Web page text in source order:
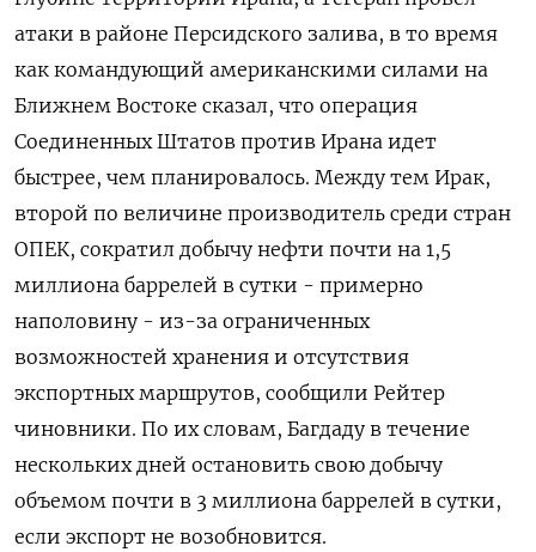
атаки в районе Персидского залива, в то ‌время
как командующий американскими силами на
Ближнем Востоке сказал, что операция
Соединенных Штатов против Ирана идет
быстрее, чем планировалось. Между тем Ирак,
второй по величине производитель среди ​стран
ОПЕК, сократил добычу нефти ​почти на 1,5
миллиона ‌баррелей в сутки - примерно
наполовину - из-за ограниченных
возможностей хранения и отсутствия
экспортных маршрутов, сообщили Рейтер
чиновники. ​По их словам, Багдаду в течение
нескольких дней остановить свою добычу
объемом почти в 3 миллиона баррелей в сутки,
если экспорт не возобновится.